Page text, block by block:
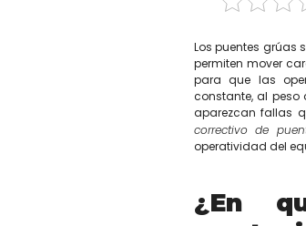
Los puentes grúas
permiten mover
para que las
constante, al
aparezcan fallas
correctivo de
operatividad del
¿En